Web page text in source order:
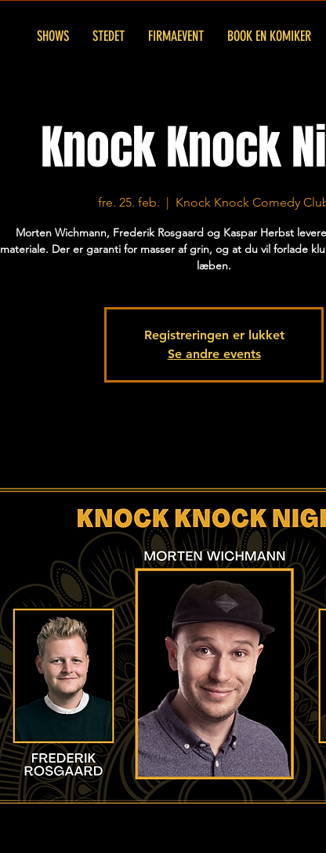
SHOWS STEDET FIRMAEVENT BOOK EN KOMIKER
Knock Knock
fre. 25. feb.
  |
Knock Knock Comedy
Morten Wichmann, Frederik Rosgaard og Kaspar Herbst
materiale. Der er garanti for masser af grin, og at du vil forlade
læben.
Registreringen er lukket
Se andre events